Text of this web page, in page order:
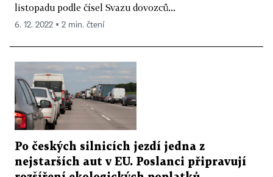
listopadu podle čísel Svazu dovozců...
6. 12. 2022 ▪ 2 min. čtení
Po českých silnicích jezdí jedna z
nejstarších aut v EU. Poslanci připravují